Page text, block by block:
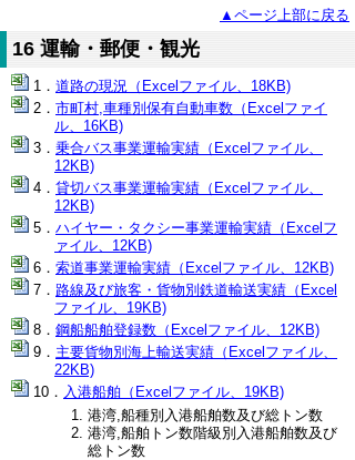
▲ページ上部に戻る
16 運輸・郵便・観光
道路の現況（Excelファイル、18KB)
市町村,車種別保有自動車数（Excelファイ
ル、16KB)
乗合バス事業運輸実績（Excelファイル、
12KB)
貸切バス事業運輸実績（Excelファイル、
12KB)
ハイヤー・タクシー事業運輸実績（Excelフ
ァイル、12KB)
索道事業運輸実績（Excelファイル、12KB)
路線及び旅客・貨物別鉄道輸送実績（Excel
ファイル、19KB)
鋼船船舶登録数（Excelファイル、12KB)
主要貨物別海上輸送実績（Excelファイル、
22KB)
入港船舶（Excelファイル、19KB)
港湾,船種別入港船舶数及び総トン数
港湾,船舶トン数階級別入港船舶数及び
総トン数